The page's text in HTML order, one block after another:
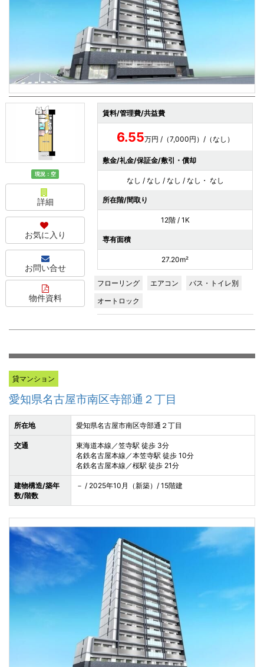
現況：空
詳細
お気に入り
お問い合せ
物件資料
賃料/管理費/共益費
6.55万円 /（7,000円）/（なし）
敷金/礼金/保証金/敷引・償却
なし / なし / なし / なし・ なし
所在階/間取り
12階 / 1K
専有面積
27.20m²
フローリング エアコン
バス・トイレ別
オートロック
貸マンション
愛知県名古屋市南区寺部通２丁目
所在地 愛知県名古屋市南区寺部通２丁目
交通
東海道本線／笠寺駅 徒歩 3分
名鉄名古屋本線／本笠寺駅 徒歩 10分
名鉄名古屋本線／桜駅 徒歩 21分
建物構造/築年
数/階数
－ / 2025年10月（新築）/ 15階建